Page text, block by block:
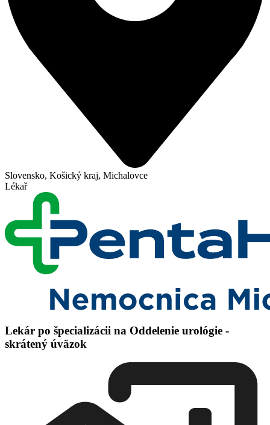
Slovensko, Košický kraj, Michalovce
Lékař
Lekár po špecializácii na Oddelenie urológie -
skrátený úväzok